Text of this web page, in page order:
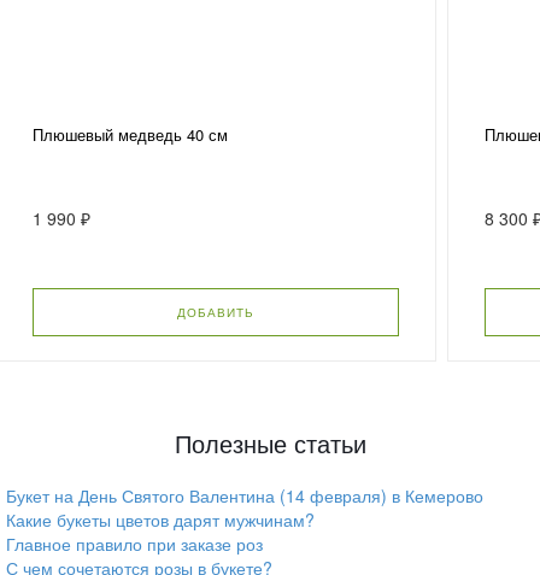
Плюшевый медведь 40 см
1 990 ₽
ДОБАВИТЬ
8 300
Полезные статьи
Букет на День Святого Валентина (14 февраля) в Кемерово
Какие букеты цветов дарят мужчинам?
Главное правило при заказе роз
С чем сочетаются розы в букете?